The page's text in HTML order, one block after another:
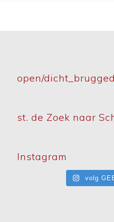
open/
st. de Zoek naar
Instagram
volg